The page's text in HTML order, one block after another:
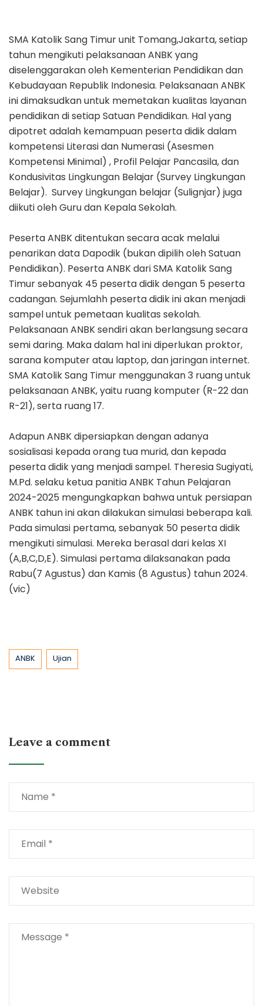
SMA Katolik Sang Timur unit Tomang,Jakarta, setiap
tahun mengikuti pelaksanaan ANBK yang
diselenggarakan oleh Kementerian Pendidikan dan
Kebudayaan Republik Indonesia. Pelaksanaan ANBK
ini dimaksudkan untuk memetakan kualitas layanan
pendidikan di setiap Satuan Pendidikan. Hal yang
dipotret adalah kemampuan peserta didik dalam
kompetensi Literasi dan Numerasi (Asesmen
Kompetensi Minimal) , Profil Pelajar Pancasila, dan
Kondusivitas Lingkungan Belajar (Survey Lingkungan
Belajar). Survey Lingkungan belajar (Sulignjar) juga
diikuti oleh Guru dan Kepala Sekolah.
Peserta ANBK ditentukan secara acak melalui
penarikan data Dapodik (bukan dipilih oleh Satuan
Pendidikan). Peserta ANBK dari SMA Katolik Sang
Timur sebanyak 45 peserta didik dengan 5 peserta
cadangan. Sejumlahh peserta didik ini akan menjadi
sampel untuk pemetaan kualitas sekolah.
Pelaksanaan ANBK sendiri akan berlangsung secara
semi daring. Maka dalam hal ini diperlukan proktor,
sarana komputer atau laptop, dan jaringan internet.
SMA Katolik Sang Timur menggunakan 3 ruang untuk
pelaksanaan ANBK, yaitu ruang komputer (R-22 dan
R-21), serta ruang 17.
Adapun ANBK dipersiapkan dengan adanya
sosialisasi kepada orang tua murid, dan kepada
peserta didik yang menjadi sampel. Theresia Sugiyati,
M.Pd. selaku ketua panitia ANBK Tahun Pelajaran
2024-2025 mengungkapkan bahwa untuk persiapan
ANBK tahun ini akan dilakukan simulasi beberapa kali.
Pada simulasi pertama, sebanyak 50 peserta didik
mengikuti simulasi. Mereka berasal dari kelas XI
(A,B,C,D,E). Simulasi pertama dilaksanakan pada
Rabu(7 Agustus) dan Kamis (8 Agustus) tahun 2024.
(vic)
Tags
ANBK Ujian
Leave a comment